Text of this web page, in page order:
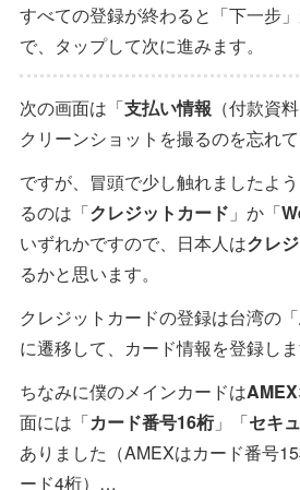
すべての登録が終わると「下一步
で、タップして次に進みます。
次の画面は「支払い情報 （付款資
クリーンショットを撮るのを忘れ
ですが、冒頭で少し触れましたよ
るのは「クレジットカード 」か「
いずれかですので、日本人はクレ
るかと思います。
クレジットカードの登録は台湾の「
に遷移して、カード情報を登録しま
ちなみに僕のメインカードはAMEX
面には「カード番号16桁」「セキ
ありました（AMEXはカード番号
ード4桁）…